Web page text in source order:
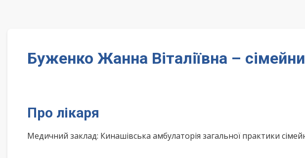
Буженко Жанна Віталіївна –
Про лікаря
Медичний заклад: Кинашівська амбулаторія загальної практики